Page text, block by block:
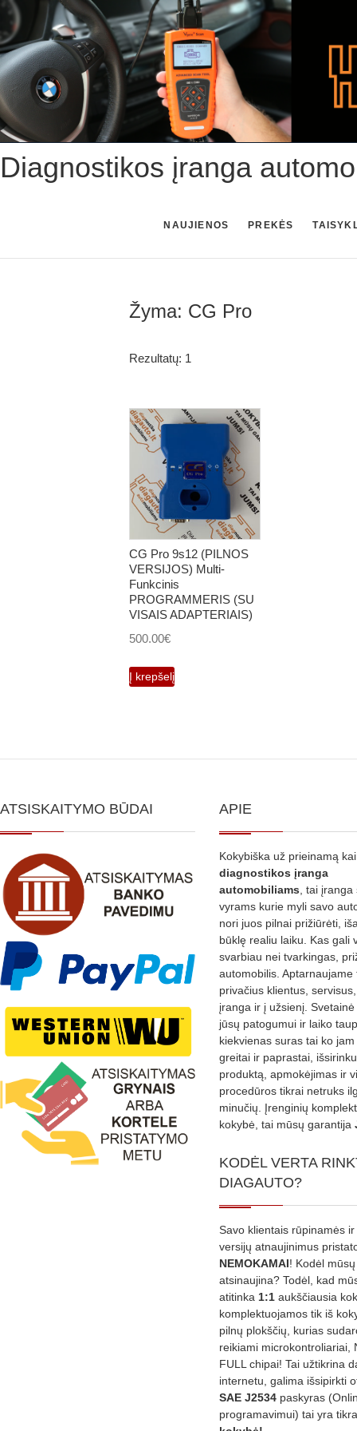
Skip
to
content
Diagnostikos įranga
NAUJIENOS PREKĖS
Žyma: CG Pro
Rezultatų: 1
CG Pro 9s12 (PILNOS
VERSIJOS) Multi-
Funkcinis
PROGRAMMERIS (SU
VISAIS ADAPTERIAIS)
500.00€
Į krepšelį
ATSISKAITYMO BŪDAI APIE
Kokybiška už prieinamą
diagnostikos įranga
automobiliams , tai
vyrams kurie myli savo
nori juos pilnai prižiūrėti,
būklę realiu laiku. Kas gali
svarbiau nei tvarkingas,
automobilis. Aptarnaujame
privačius klientus,
įranga ir į užsienį.
jūsų patogumui ir laiko
kiekvienas suras tai ko
greitai ir paprastai,
produktą, apmokėjimas ir
procedūros tikrai netruks
minučių. Įrenginių
kokybė, tai mūsų garantija
KODĖL VERTA
DIAGAUTO?
Savo klientais rūpinamės
versijų atnaujinimus
NEMOKAMAI! Kodėl
atsinaujina? Todėl, kad
atitinka 1:1 aukščiausia
komplektuojamos tik iš
pilnų plokščių, kurias
reikiami microkontroliariai,
FULL chipai! Tai užtikrina
internetu, galima išsipirkti
SAE J2534 paskyras
programavimui) tai yra